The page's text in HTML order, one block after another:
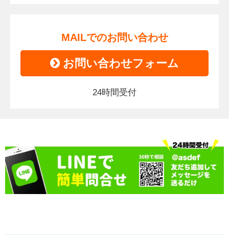
MAILでのお問い合わせ
お問い合わせフォーム
24時間受付